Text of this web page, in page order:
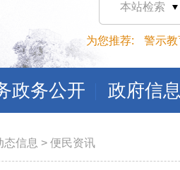
本站检索
为您推荐: 警示教
政务公开 政府信
态信息 > 便民资讯